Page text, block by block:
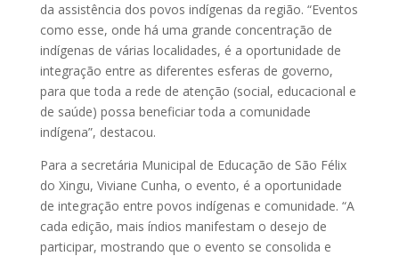
da assistência dos povos indígenas da região. “Eventos
como esse, onde há uma grande concentração de
indígenas de várias localidades, é a oportunidade de
integração entre as diferentes esferas de governo,
para que toda a rede de atenção (social, educacional e
de saúde) possa beneficiar toda a comunidade
indígena”, destacou.
Para a secretária Municipal de Educação de São Félix
do Xingu, Viviane Cunha, o evento, é a oportunidade
de integração entre povos indígenas e comunidade. “A
cada edição, mais índios manifestam o desejo de
participar, mostrando que o evento se consolida e